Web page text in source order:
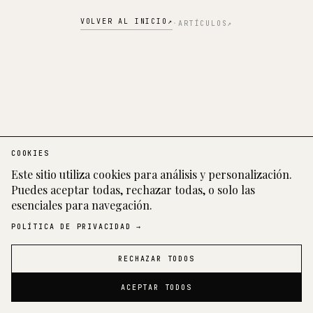
VOLVER AL INICIO ↗︎ · ARTÍCULOS ↗︎
COOKIES
Este sitio utiliza cookies para análisis y personalización.
Puedes aceptar todas, rechazar todas, o solo las
esenciales para navegación.
POLÍTICA DE PRIVACIDAD →
RECHAZAR TODOS
ACEPTAR TODOS